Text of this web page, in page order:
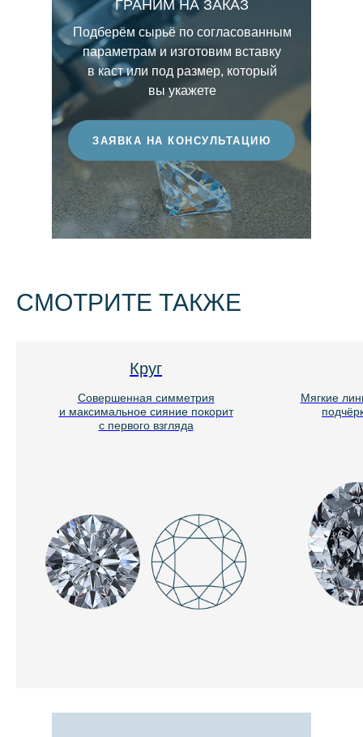
выразительность световой игры. Чем выше
этот показатель, тем более ценным
считается бриллиант.
ЗАЯВКА НА КОНСУЛЬТАЦИЮ
ГРАНИМ НА ЗАКАЗ
Подберём сырьё по согласованным
параметрам и изготовим вставку
в каст или под размер, который
вы укажете
СМОТРИТЕ ТАКЖЕ
Круг
Совершенная симметрия
и максимальное сияние покорит
с первого взгляда
Мягкие